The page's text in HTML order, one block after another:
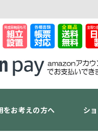
をお考えの方へ シ